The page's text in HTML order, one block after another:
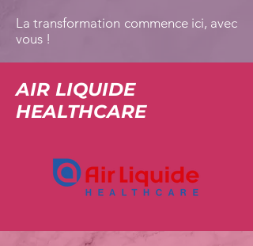
La transformation commence ici, avec
vous !
AIR LIQUIDE
HEALTHCARE